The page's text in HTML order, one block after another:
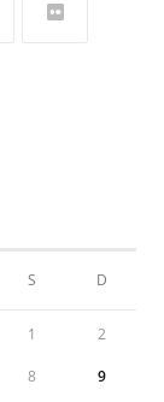
S D
1 2
8 9